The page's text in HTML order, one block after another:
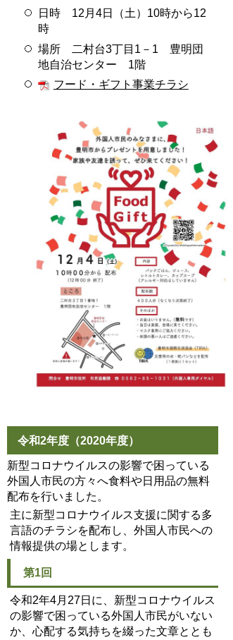
日時 12月4日（土）10時から12
時
場所 二村台3丁目1－1 豊明団
地自治センター 1階
フード・ギフト事業チラシ
令和2年度（2020年度）
新型コロナウイルスの影響で困っている
外国人市民の方々へ食料や日用品の無料
配布を行いました。
主に新型コロナウイルス支援に関する多
言語のチラシを配布し、外国人市民への
情報提供の場とします。
第1回
令和2年4月27日に、新型コロナウイルス
の影響で困っている外国人市民がいない
か、心配する気持ちを綴った文章ととも